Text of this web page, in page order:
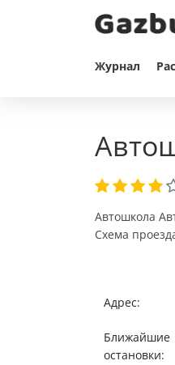
Журнал
Автошкола
Схема
Адрес:
Ближайшие
остановки: